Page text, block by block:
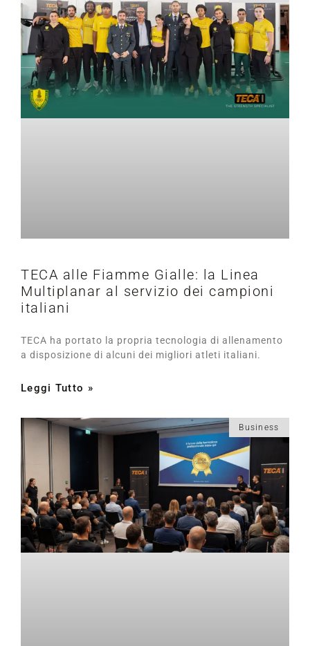
TECA alle Fiamme Gialle: la Linea
Multiplanar al servizio dei campioni
italiani
TECA ha portato la propria tecnologia di allenamento
a disposizione di alcuni dei migliori atleti italiani.
Leggi Tutto »
Business